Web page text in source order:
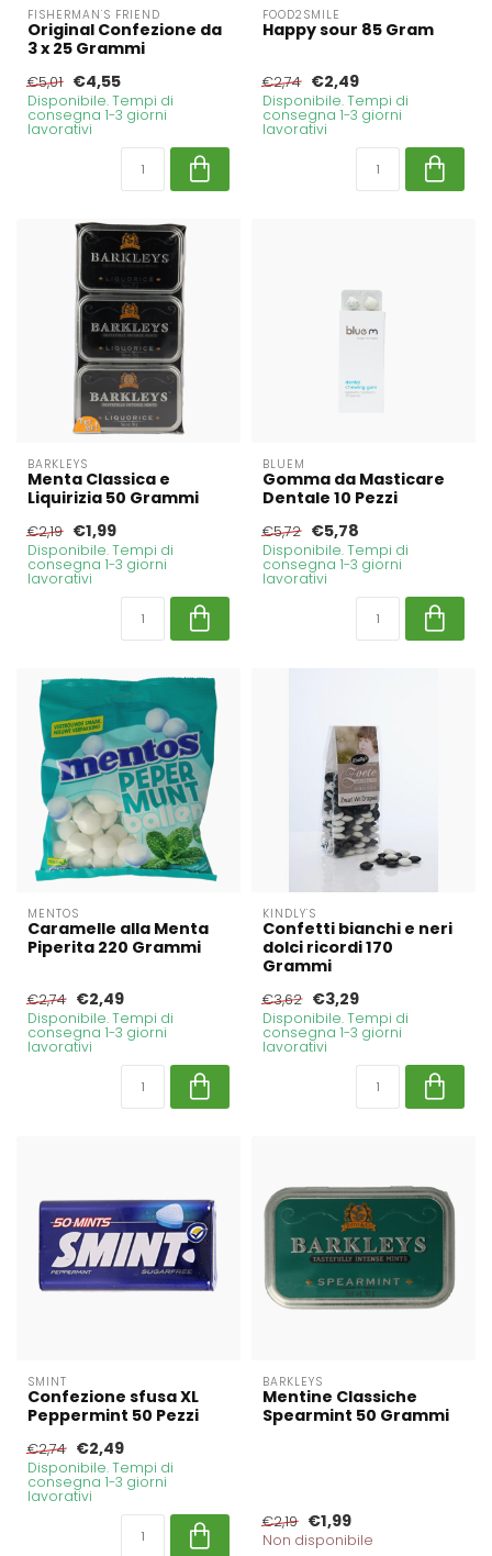
FISHERMAN'S FRIEND
Original Confezione da
3 x 25 Grammi
€5,01 €4,55
Disponibile. Tempi di
consegna 1-3 giorni
lavorativi
FOOD2SMILE
Happy sour 85 Gram
€2,74 €2,49
Disponibile. Tempi di
consegna 1-3 giorni
lavorativi
BARKLEYS
Menta Classica e
Liquirizia 50 Grammi
€2,19 €1,99
Disponibile. Tempi di
consegna 1-3 giorni
lavorativi
BLUEM
Gomma da Masticare
Dentale 10 Pezzi
€5,72 €5,78
Disponibile. Tempi di
consegna 1-3 giorni
lavorativi
MENTOS
Caramelle alla Menta
Piperita 220 Grammi
€2,74 €2,49
Disponibile. Tempi di
consegna 1-3 giorni
lavorativi
KINDLY'S
Confetti bianchi e neri
dolci ricordi 170
Grammi
€3,62 €3,29
Disponibile. Tempi di
consegna 1-3 giorni
lavorativi
SMINT
Confezione sfusa XL
Peppermint 50 Pezzi
€2,74 €2,49
Disponibile. Tempi di
consegna 1-3 giorni
lavorativi
BARKLEYS
Mentine Classiche
Spearmint 50 Grammi
€2,19 €1,99
Non disponibile